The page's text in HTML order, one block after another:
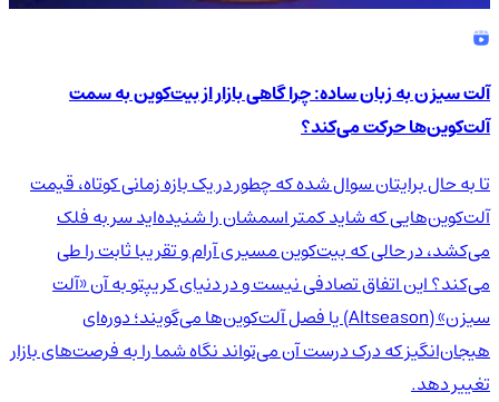
آلت سیزن به زبان ساده: چرا گاهی بازار از بیت‌کوین به سمت
آلت‌کوین‌ها حرکت می‌کند؟
تا به حال برایتان سوال شده که چطور در یک بازه زمانی کوتاه، قیمت
آلت‌کوین‌هایی که شاید کمتر اسمشان را شنیده‌اید سر به فلک
می‌کشد، در حالی که بیت‌کوین مسیری آرام و تقریبا ثابت را طی
می‌کند؟ این اتفاق تصادفی نیست و در دنیای کریپتو به آن «آلت
سیزن» (Altseason) یا فصل آلت‌کوین‌ها می‌گویند؛ دوره‌ای
هیجان‌انگیز که درک درست آن می‌تواند نگاه شما را به فرصت‌های بازار
تغییر دهد.